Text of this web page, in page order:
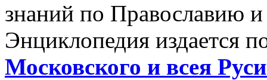
знаний по Православию
Энциклопедия издается
Московского и всея